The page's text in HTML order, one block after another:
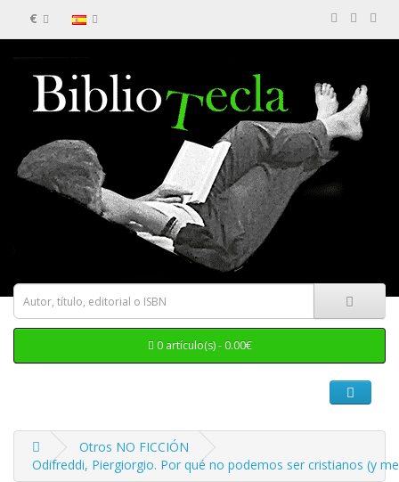
€
0 artículo(s) - 0.00€
Otros NO FICCIÓN
Odifreddi, Piergiorgio. Por qué no podemos ser cristianos (y